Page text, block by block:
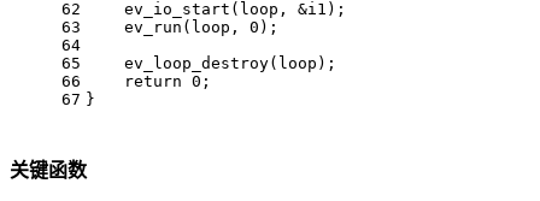
62
63
64
65
66
67
ev_io_start (loop, &i1);
ev_run (loop, 0 );
ev_loop_destroy(loop);
return 0 ;
}
关键函数